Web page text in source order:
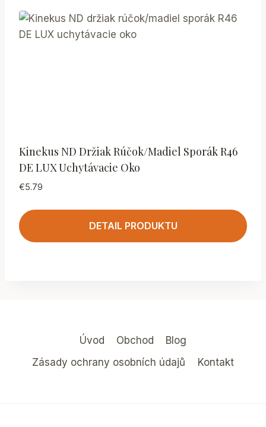
Kinekus ND Držiak Rúčok/madiel Sporák R46
DE LUX Uchytávacie Oko
€5.79
DETAIL PRODUKTU
Úvod Obchod
Blog
Zásady ochrany osobních údajů
Kontakt